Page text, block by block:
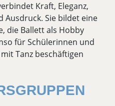
Kraft, Eleganz,
Ausdruck. Sie bildet eine
die Ballett als Hobby
für Schülerinnen und
Tanz beschäftigen